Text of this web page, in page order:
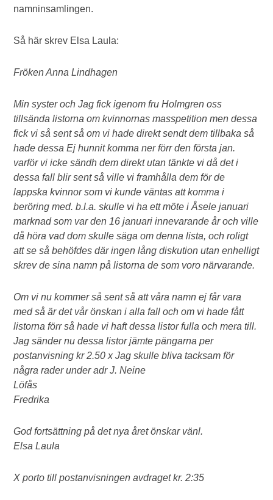
namninsamlingen.
Så här skrev Elsa Laula:
Fröken Anna Lindhagen
Min syster och Jag fick igenom fru Holmgren oss
tillsända listorna om kvinnornas masspetition men dessa
fick vi så sent så om vi hade direkt sendt dem tillbaka så
hade dessa Ej hunnit komma ner förr den första jan.
varför vi icke sändh dem direkt utan tänkte vi då det i
dessa fall blir sent så ville vi framhålla dem för de
lappska kvinnor som vi kunde väntas att komma i
beröring med. b.l.a. skulle vi ha ett möte i Åsele januari
marknad som var den 16 januari innevarande år och ville
då höra vad dom skulle säga om denna lista, och roligt
att se så behöfdes där ingen lång diskution utan enhelligt
skrev de sina namn på listorna de som voro närvarande.
Om vi nu kommer så sent så att våra namn ej får vara
med så är det vår önskan i alla fall och om vi hade fått
listorna förr så hade vi haft dessa listor fulla och mera till.
Jag sänder nu dessa listor jämte pängarna per
postanvisning kr 2.50 x Jag skulle bliva tacksam för
några rader under adr J. Neine
Löfås
Fredrika
God fortsättning på det nya året önskar vänl.
Elsa Laula
X porto till postanvisningen avdraget kr. 2:35